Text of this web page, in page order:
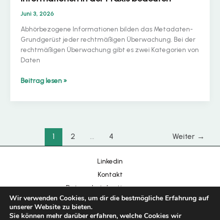
Juni 3, 2026
Abhörbezogene Informationen bilden das Metadaten-
Grundgerüst jeder rechtmäßigen Überwachung. Bei der
rechtmäßigen Überwachung gibt es zwei Kategorien von
Daten
IRI
CC:
Beitrag lesen »
1 2 ... 4 Weiter →
Linkedin
Kontakt
Datenschutzbestimmungen
Impressum
Wir verwenden Cookies, um dir die bestmögliche Erfahrung auf
unserer Website zu bieten.
Sie können mehr darüber erfahren, welche Cookies wir
Arabic
French
Italian
Hebrew
Korean